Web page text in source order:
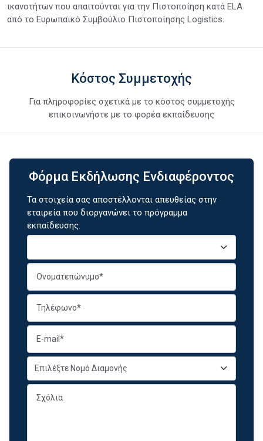
ικανοτήτων που απαιτούνται για την Πιστοποίηση κατά ELA
από το Ευρωπαϊκό Συμβούλιο Πιστοποίησης Logistics.
Κόστος Συμμετοχής
Για πληροφορίες σχετικά με το κόστος συμμετοχής
επικοινωνήστε με το φορέα εκπαίδευσης
Φόρμα Εκδήλωσης Ενδιαφέροντος
Τα στοιχεία σας αποστέλλονται απευθείας στην
εταιρεία που διοργανώνει το πρόγραμμα
εκπαίδευσης.